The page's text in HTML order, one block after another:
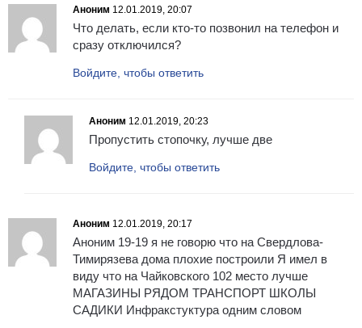
Аноним 12.01.2019, 20:07
Что делать, если кто-то позвонил на телефон и
сразу отключился?
Войдите, чтобы ответить
Аноним 12.01.2019, 20:23
Пропустить стопочку, лучше две
Войдите, чтобы ответить
Аноним 12.01.2019, 20:17
Аноним 19-19 я не говорю что на Свердлова-
Тимирязева дома плохие построили Я имел в
виду что на Чайковского 102 место лучше
МАГАЗИНЫ РЯДОМ ТРАНСПОРТ ШКОЛЫ
САДИКИ Инфракстуктура одним словом